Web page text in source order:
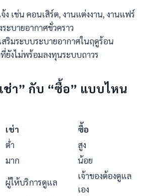
ง เช่น คอนเสิร์ต, งานแต่งงาน, งานแฟร์
ะบายอากาศชั่วคราว
สริมระบบระบายอากาศในฤดูร้อน
ยังไม่พร้อมลงทุนระบบถาวร
เช่า” กับ “ซื้อ” แบบไหน
เช่า
ซื้อ
ต่ำ
สูง
มาก
น้อย
ผู้ให้บริการดูแล
เจ้าของต้องดูแล
เอง